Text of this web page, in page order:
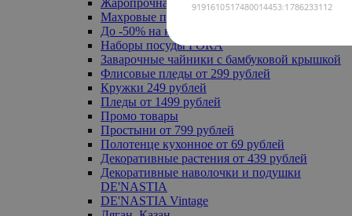
Махровые полотенца
До -50% на ковры
Наборы посуды FORA
Заварочные чайники с бамбуковой крышкой
Флисовые пледы от 299 рублей
Кружки 249 рублей
Пледы от 1499 рублей
Промо товары
Простыни от 799 рублей
Полотенце кухонное от 69 рублей
Декоративные растения от 439 рублей
Декоративные наволочки и подушки
DE'NASTIA
DE'NASTIA Vintage